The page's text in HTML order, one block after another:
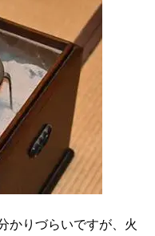
かりづらいですが、火